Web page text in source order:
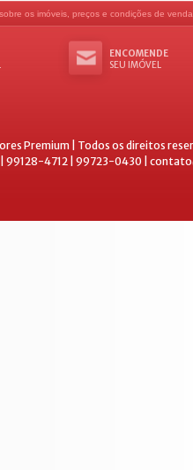
os imóveis, preços e condições de
ENCOMENDE
SEU IMÓVEL
Premium | Todos os direitos
99128-4712 | 99723-0430 |